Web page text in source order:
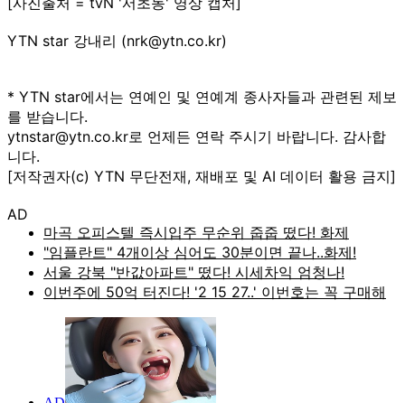
YTN star 강내리 (nrk@ytn.co.kr)
* YTN star에서는 연예인 및 연예계 종사자들과 관련된 제보
를 받습니다.
ytnstar@ytn.co.kr로 언제든 연락 주시기 바랍니다. 감사합
니다.
[저작권자(c) YTN 무단전재, 재배포 및 AI 데이터 활용 금지]
AD